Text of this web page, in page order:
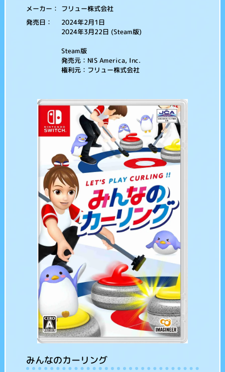
メーカー： フリュー株式会社
発売日： 2024年2月1日
2024年3月22日 (Steam版)
Steam版
発売元：NIS America, Inc.
権利元：フリュー株式会社
みんなのカーリング